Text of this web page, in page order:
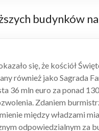
budynków
się, że kościół
również jako Sagrada
36 mln euro za ponad
Zdaniem
między władzami
odpowiedzialnym za